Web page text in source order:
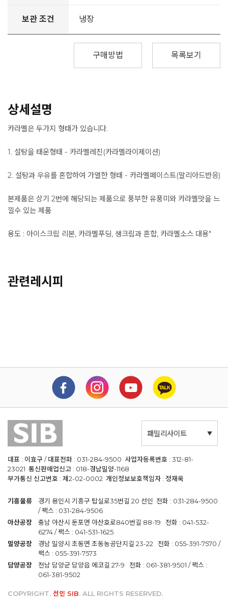
보관 조건 냉장
목록보기
구매방법
상세설명
카라멜은 두가지 형태가 있습니다.
1. 설탕을 태운형태 - 카라멜레진(카라멜라이제이션)
2. 설탕과 우유를 혼합하여 가열한 형태 - 카라멜페이스트(말리아드반응)
본제품은 상기 2번에 해당되는 제품으로 풍부한 유풍미와 카라멜맛을 느
낄수 있는 제품
용도 : 아이스크림 리본, 카라멜푸딩, 생크림과 혼합, 카라멜소스 대용"
관련레시피
패밀리사이트
대표 : 이효구 / 대표전화 : 031-284-9500 사업자등록번호 : 312-81-
23021 통신판매업신고 : 018-경남밀양-1168
부가통신 신고번호 : 제2-02-0002 개인정보보호책임자 : 정재욱
기흥물류
경기 용인시 기흥구 탑실로35번길 20 선인 전화 : 031-284-9500
/ 팩스 : 031-284-9506
아산공장
충남 아산시 둔포면 아산호로840번길 88-19 전화 : 041-532-
6274 / 팩스 : 041-531-1625
밀양공장
경남 밀양시 초동면 초동농공단지길 23-22 전화 : 055-391-7570 /
팩스 : 055-391-7573
담양공장
전남 담양군 담양읍 에코길 27-9 전화 : 061-381-9501 / 팩스 :
061-381-9502
COPYRIGHT. 선인 SIB. ALL RIGHTS RESERVED.